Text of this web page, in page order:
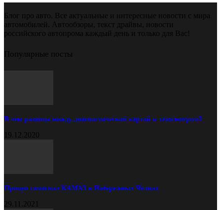
Блог про авто. Все актуальные и интересные новости с мира
автомобилей. Автообзоры, текст драйвы, новости
российского автопрома каждый день и только для Вас!
Популярные посты
В чём разница между диагностической картой и техосмотром?
19.12.2020
Прицеп самосвал КАМАЗ в Набережных Челнах
29.11.2021